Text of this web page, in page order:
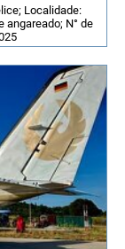
Localidade:
angareado; N° de